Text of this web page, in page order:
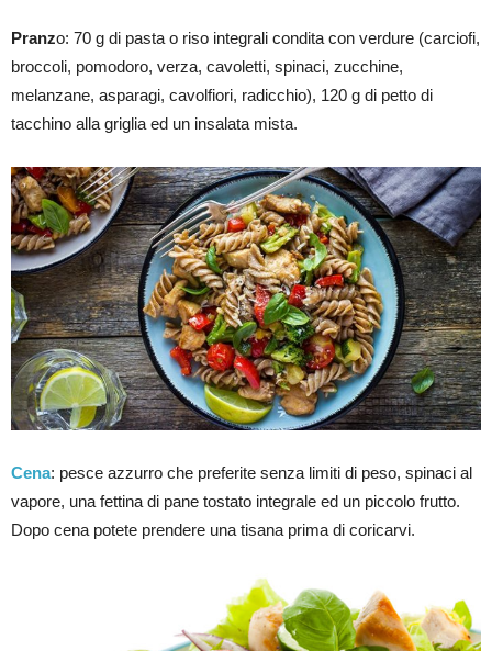
Pranzo: 70 g di pasta o riso integrali condita con verdure (carciofi,
broccoli, pomodoro, verza, cavoletti, spinaci, zucchine,
melanzane, asparagi, cavolfiori, radicchio), 120 g di petto di
tacchino alla griglia ed un insalata mista.
Cena: pesce azzurro che preferite senza limiti di peso, spinaci al
vapore, una fettina di pane tostato integrale ed un piccolo frutto.
Dopo cena potete prendere una tisana prima di coricarvi.